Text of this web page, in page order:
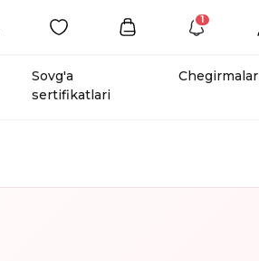
1
Sovg'a
sertifikatlari
Chegirmalar